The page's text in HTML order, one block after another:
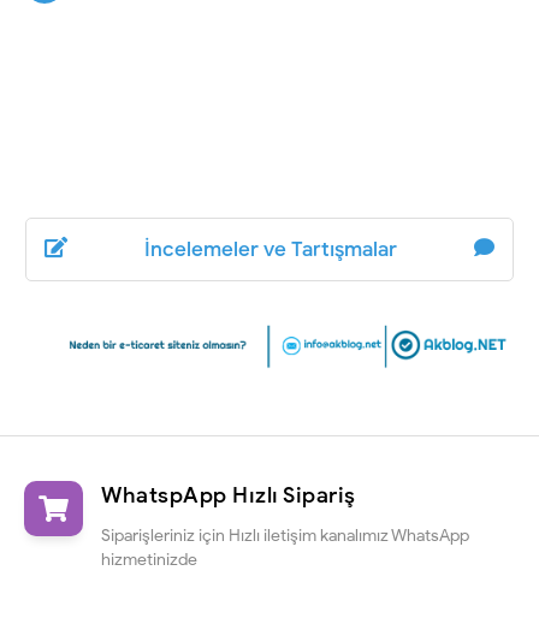
İncelemeler ve Tartışmalar
WhatspApp Hızlı Sipariş
Siparişleriniz için Hızlı iletişim kanalımız WhatsApp
hizmetinizde